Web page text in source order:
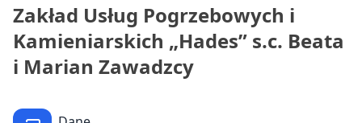
Zakład Usług Pogrzebowych i
Kamieniarskich „Hades” s.c. Beata
i Marian Zawadzcy